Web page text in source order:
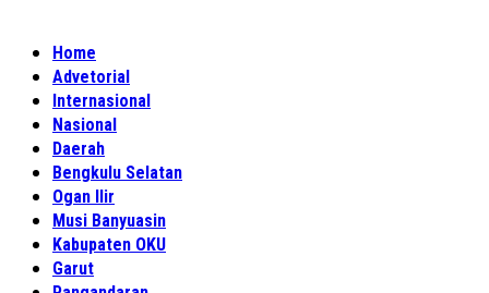
Home
Advetorial
Internasional
Nasional
Daerah
Bengkulu Selatan
Ogan Ilir
Musi Banyuasin
Kabupaten OKU
Garut